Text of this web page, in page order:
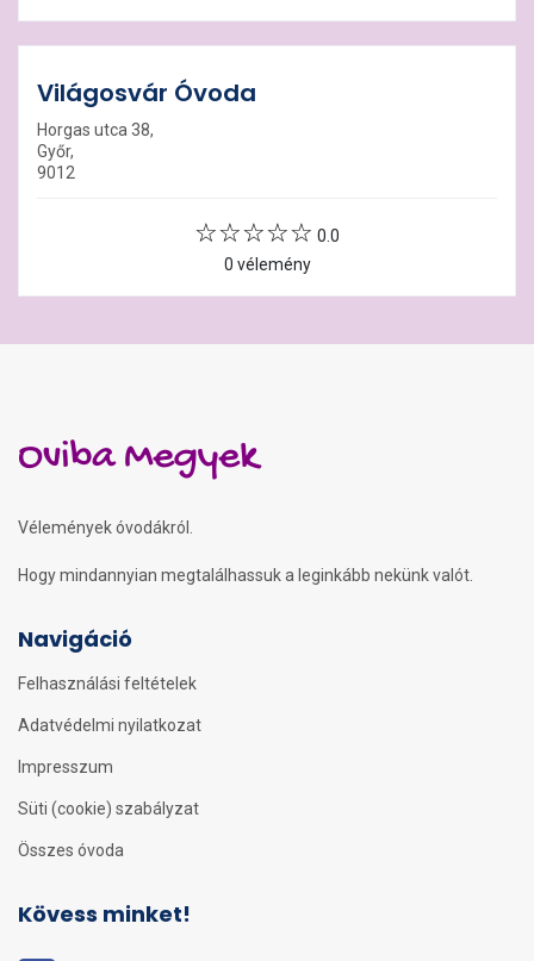
Világosvár Óvoda
Horgas utca 38,
Győr,
9012
0.0
0 vélemény
Oviba Megyek
Vélemények óvodákról.
Hogy mindannyian megtalálhassuk a leginkább nekünk valót.
Navigáció
Felhasználási feltételek
Adatvédelmi nyilatkozat
Impresszum
Süti (cookie) szabályzat
Összes óvoda
Kövess minket!